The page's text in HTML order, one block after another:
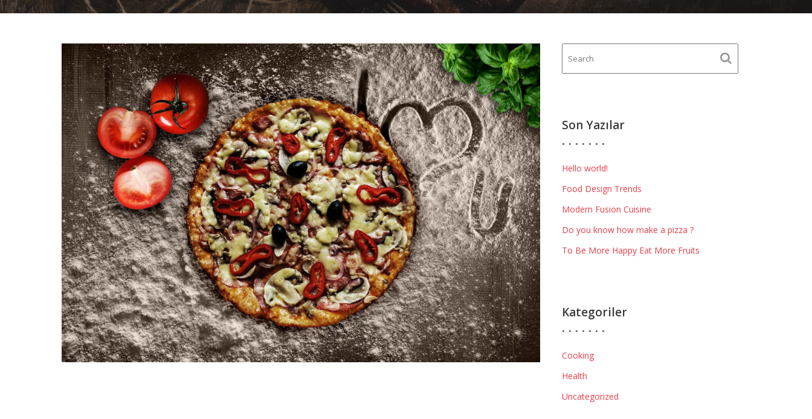
Son Yazılar
Hello world!
Food Design Trends
Modern Fusion Cuisine
Do you know how make a pizza ?
To Be More Happy Eat More Fruits
Kategoriler
Cooking
Health
Uncategorized